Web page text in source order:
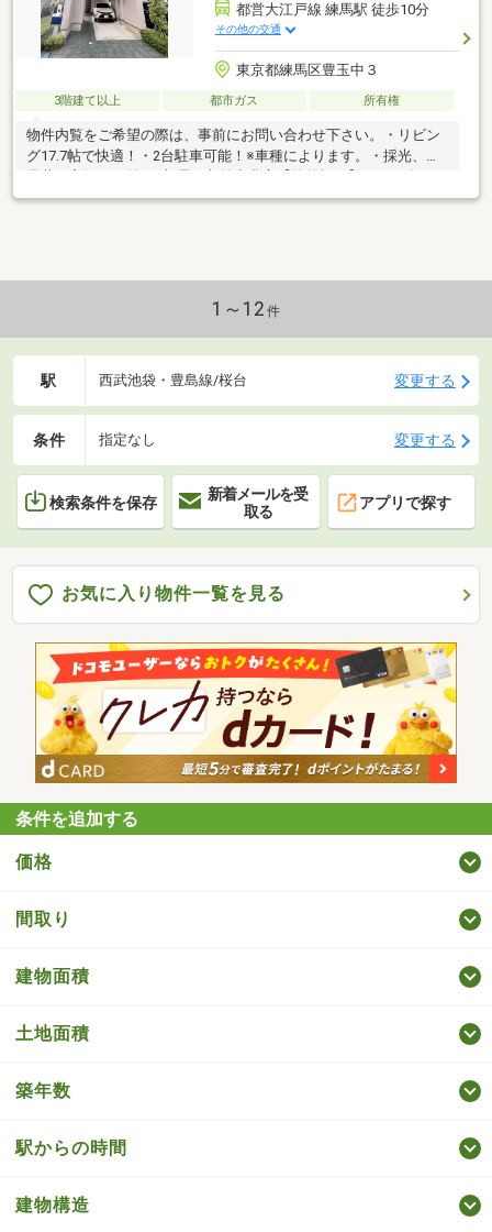
都営大江戸線 練馬駅 徒歩10分
その他の交通
東京都練馬区豊玉中３
3階建て以上 都市ガス 所有権
物件内覧をご希望の際は、事前にお問い合わせ下さい。・リビン
グ17.7帖で快適！・2台駐車可能！※車種によります。・採光、通
月築・土地面積：76.06㎡・延床面積：105.42㎡・軽量鉄骨造3階
1～12 件
駅 西武池袋・豊島線/桜台 変更する
条件 指定なし 変更する
検索条件を保存
新着メールを受
取る
アプリで探す
お気に入り物件一覧を見る
条件を追加する
価格
間取り
建物面積
土地面積
築年数
駅からの時間
建物構造